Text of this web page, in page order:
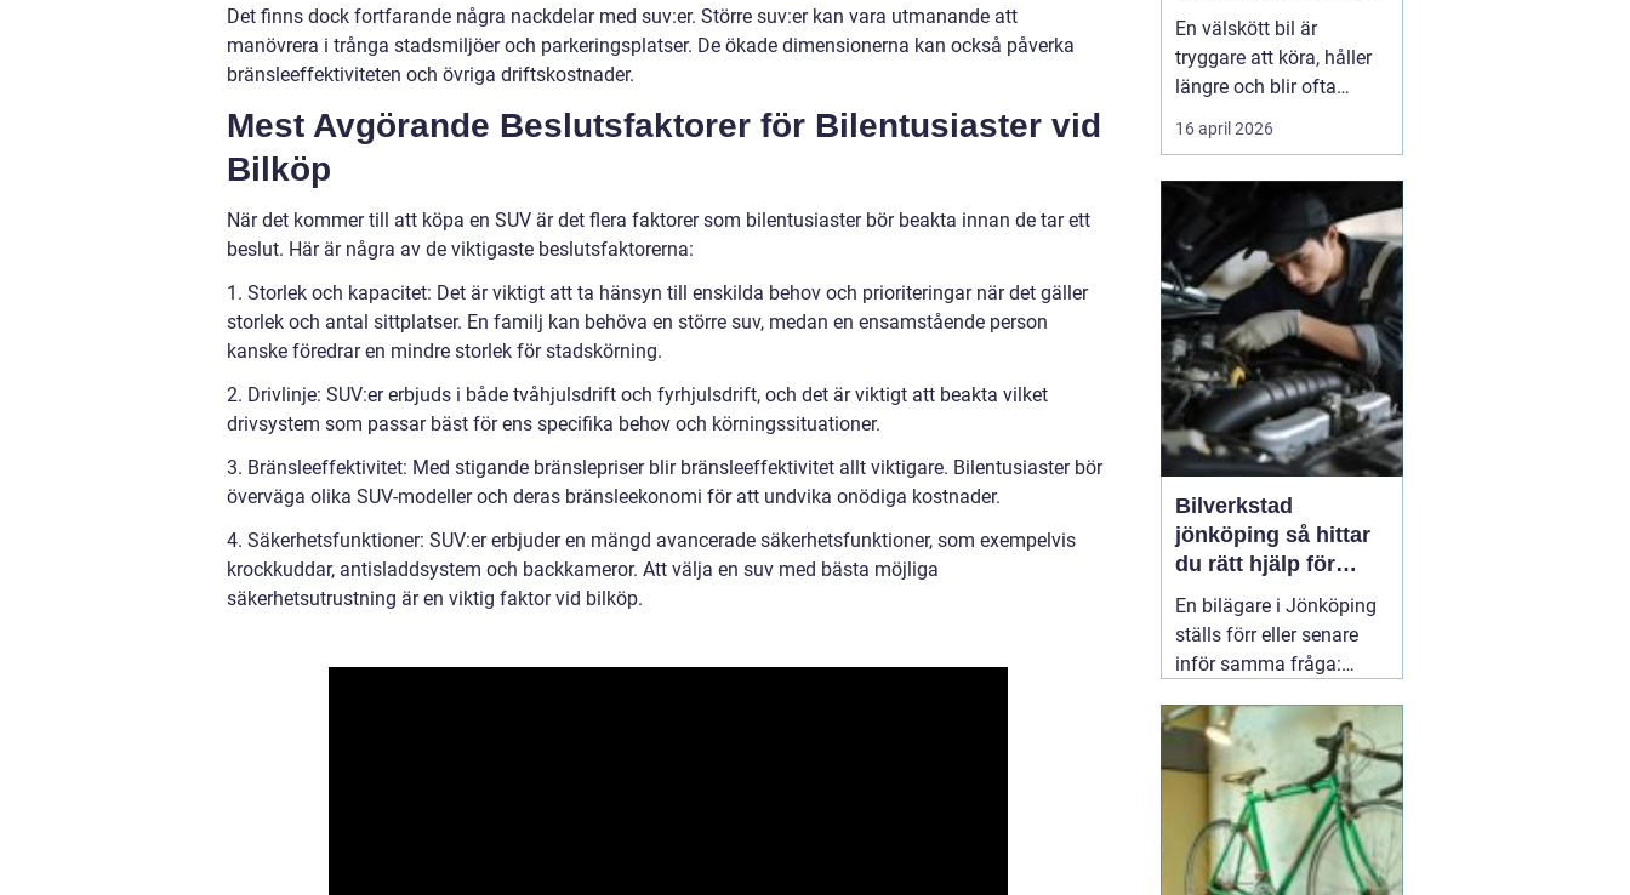
Det finns dock fortfarande några nackdelar med suv:er. Större suv:er kan vara utmanande att
manövrera i trånga stadsmiljöer och parkeringsplatser. De ökade dimensionerna kan också påverka
bränsleeffektiviteten och övriga driftskostnader.
Mest Avgörande Beslutsfaktorer för Bilentusiaster vid
Bilköp
När det kommer till att köpa en SUV är det flera faktorer som bilentusiaster bör beakta innan de tar ett
beslut. Här är några av de viktigaste beslutsfaktorerna:
1. Storlek och kapacitet: Det är viktigt att ta hänsyn till enskilda behov och prioriteringar när det gäller
storlek och antal sittplatser. En familj kan behöva en större suv, medan en ensamstående person
kanske föredrar en mindre storlek för stadskörning.
2. Drivlinje: SUV:er erbjuds i både tvåhjulsdrift och fyrhjulsdrift, och det är viktigt att beakta vilket
drivsystem som passar bäst för ens specifika behov och körningssituationer.
3. Bränsleeffektivitet: Med stigande bränslepriser blir bränsleeffektivitet allt viktigare. Bilentusiaster bör
överväga olika SUV-modeller och deras bränsleekonomi för att undvika onödiga kostnader.
4. Säkerhetsfunktioner: SUV:er erbjuder en mängd avancerade säkerhetsfunktioner, som exempelvis
krockkuddar, antisladdsystem och backkameror. Att välja en suv med bästa möjliga
säkerhetsutrustning är en viktig faktor vid bilköp.
smart sätt
En välskött bil är
tryggare att köra, håller
längre och blir ofta
billigare i längden. För
många bilägare i
service inte bara om att
följa serviceboken, utan
om att kunna lita på
bilen varje dag oavsett
om den rullar till jobbet,
...
16 april 2026
Bilverkstad
jönköping så hittar
du rätt hjälp för
bilen
En bilägare i Jönköping
ställs förr eller senare
inför samma fråga:
hand om bilen, utan att
kostnaderna skenar och
garantier försvinner?
Valet av05 april 2026